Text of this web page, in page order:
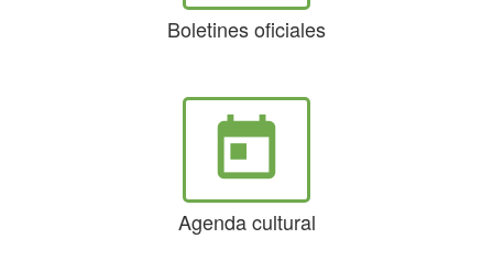
Boletines oficiales
today
Agenda cultural